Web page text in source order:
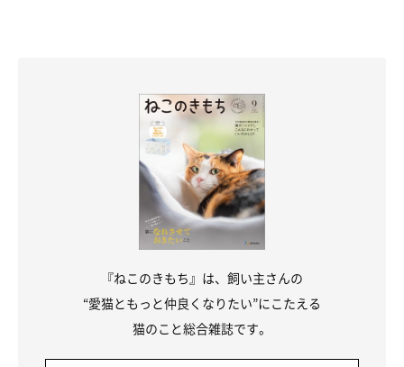
※記事と写真に関連性はありませんので予めご了承ください。
『ねこのきもち』は、飼い主さんの
“愛猫ともっと仲良くなりたい”にこたえる
猫のこと総合雑誌です。